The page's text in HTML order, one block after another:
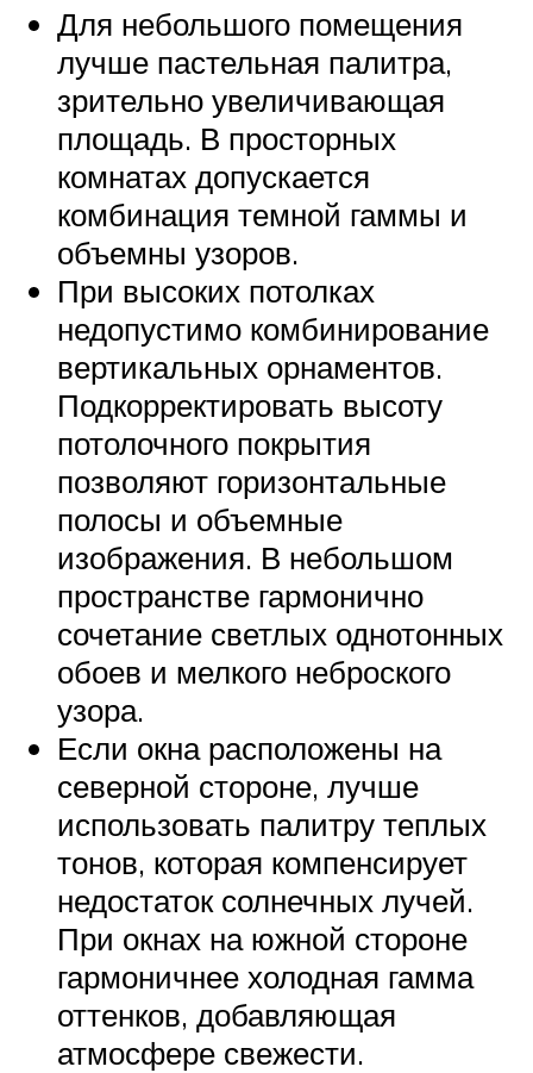
Для небольшого помещения
лучше пастельная палитра,
зрительно увеличивающая
площадь. В просторных
комнатах допускается
комбинация темной гаммы и
объемны узоров.
При высоких потолках
недопустимо комбинирование
вертикальных орнаментов.
Подкорректировать высоту
потолочного покрытия
позволяют горизонтальные
полосы и объемные
изображения. В небольшом
пространстве гармонично
сочетание светлых однотонных
обоев и мелкого неброского
узора.
Если окна расположены на
северной стороне, лучше
использовать палитру теплых
тонов, которая компенсирует
недостаток солнечных лучей.
При окнах на южной стороне
гармоничнее холодная гамма
оттенков, добавляющая
атмосфере свежести.